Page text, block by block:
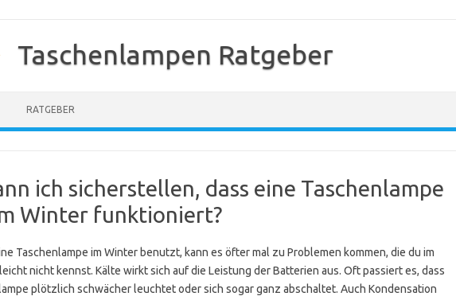
Taschenlampen Ratgeber
RATGEBER
ich sicherstellen, dass eine Taschenlampe
Winter funktioniert?
Taschenlampe im Winter benutzt, kann es öfter mal zu Problemen kommen, die du im
nicht kennst. Kälte wirkt sich auf die Leistung der Batterien aus. Oft passiert es, dass
plötzlich schwächer leuchtet oder sich sogar ganz abschaltet. Auch Kondensation